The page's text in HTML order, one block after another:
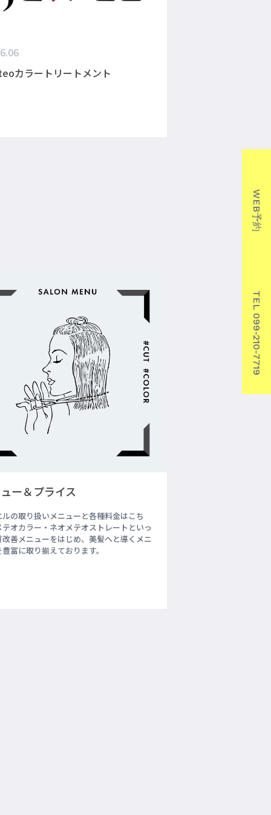
WEB予約
TEL 099-210-7719
カラートリートメント
ー＆プライス
ルの取り扱いメニューと各種料金はこち
テオカラー・ネオメテオストレートといっ
改善メニューをはじめ、美髪へと導くメニ
富に取り揃えております。